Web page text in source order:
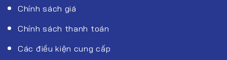
Chính sách giá
Chính sách thanh toán
Các điều kiện cung cấp